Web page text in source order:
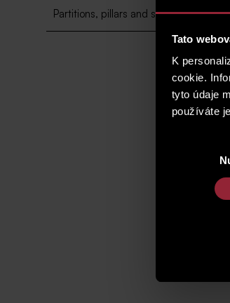
Tato
K
cookie.
tyto údaje
používáte
Partitions, pillars and shafts